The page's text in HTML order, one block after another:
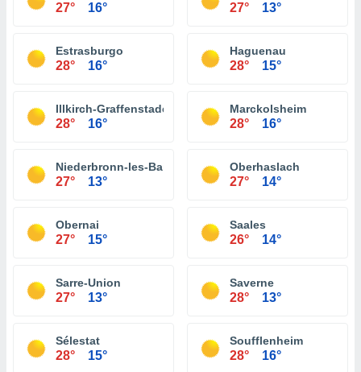
27° 16° 27° 13°
Estrasburgo
28° 16°
Haguenau
28° 15°
Illkirch-Graffenstaden
28° 16°
Marckolsheim
28° 16°
Niederbronn-les-Bains
27° 13°
Oberhaslach
27° 14°
Obernai
27° 15°
Saales
26° 14°
Sarre-Union
27° 13°
Saverne
28° 13°
Sélestat
28° 15°
Soufflenheim
28° 16°